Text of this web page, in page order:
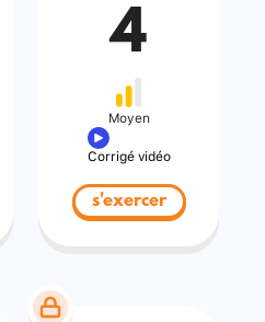
4
Moyen
Corrigé vidéo
s'exercer